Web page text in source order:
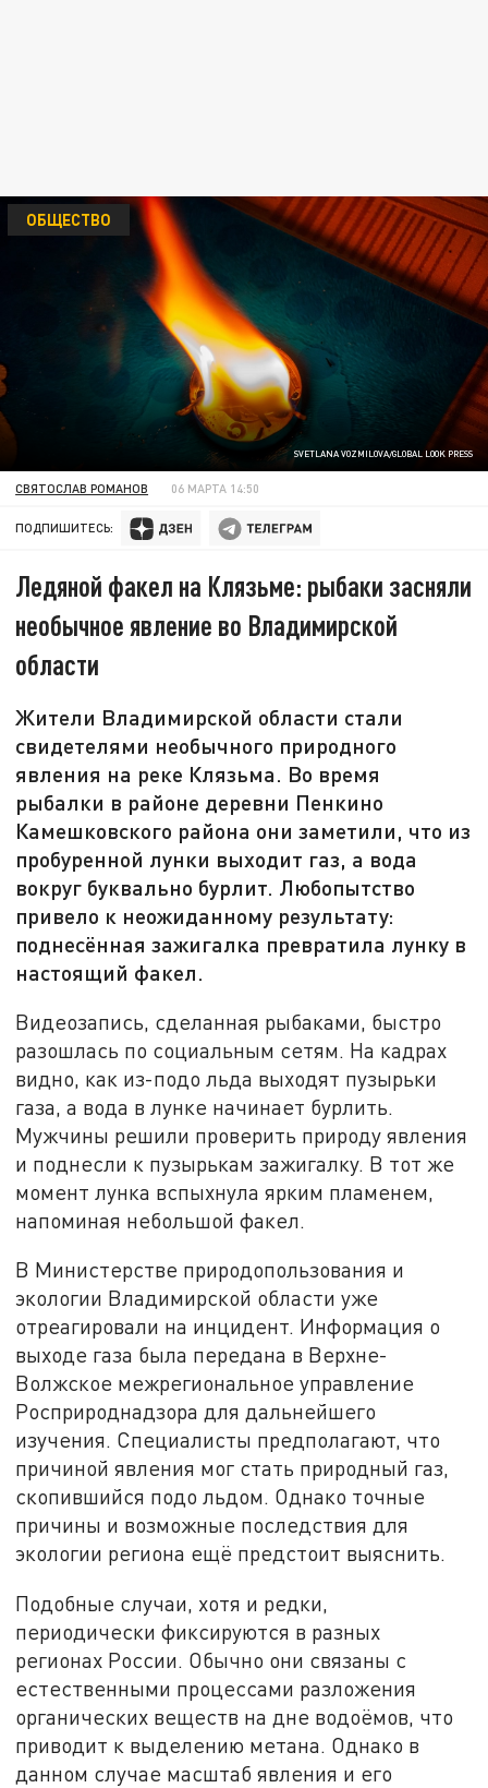
SVETLANA VOZMILOVA/GLOBAL LOOK PRESS
ОБЩЕСТВО
СВЯТОСЛАВ РОМАНОВ 06 МАРТА 14:50
ПОДПИШИТЕСЬ:
Ледяной факел на Клязьме: рыбаки засняли
необычное явление во Владимирской
области
Жители Владимирской области стали
свидетелями необычного природного
явления на реке Клязьма. Во время
рыбалки в районе деревни Пенкино
Камешковского района они заметили, что из
пробуренной лунки выходит газ, а вода
вокруг буквально бурлит. Любопытство
привело к неожиданному результату:
поднесённая зажигалка превратила лунку в
настоящий факел.
Видеозапись, сделанная рыбаками, быстро
разошлась по социальным сетям. На кадрах
видно, как из-подо льда выходят пузырьки
газа, а вода в лунке начинает бурлить.
Мужчины решили проверить природу явления
и поднесли к пузырькам зажигалку. В тот же
момент лунка вспыхнула ярким пламенем,
напоминая небольшой факел.
В Министерстве природопользования и
экологии Владимирской области уже
отреагировали на инцидент. Информация о
выходе газа была передана в Верхне-
Волжское межрегиональное управление
Росприроднадзора для дальнейшего
изучения. Специалисты предполагают, что
причиной явления мог стать природный газ,
скопившийся подо льдом. Однако точные
причины и возможные последствия для
экологии региона ещё предстоит выяснить.
Подобные случаи, хотя и редки,
периодически фиксируются в разных
регионах России. Обычно они связаны с
естественными процессами разложения
органических веществ на дне водоёмов, что
приводит к выделению метана. Однако в
данном случае масштаб явления и его